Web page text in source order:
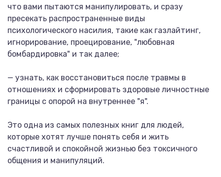
что вами пытаются манипулировать, и сразу
пресекать распространенные виды
психологического насилия, такие как газлайтинг,
игнорирование, проецирование, "любовная
бомбардировка" и так далее;
— узнать, как восстановиться после травмы в
отношениях и сформировать здоровые личностные
границы с опорой на внутреннее "я".
Это одна из самых полезных книг для людей,
которые хотят лучше понять себя и жить
счастливой и спокойной жизнью без токсичного
общения и манипуляций.